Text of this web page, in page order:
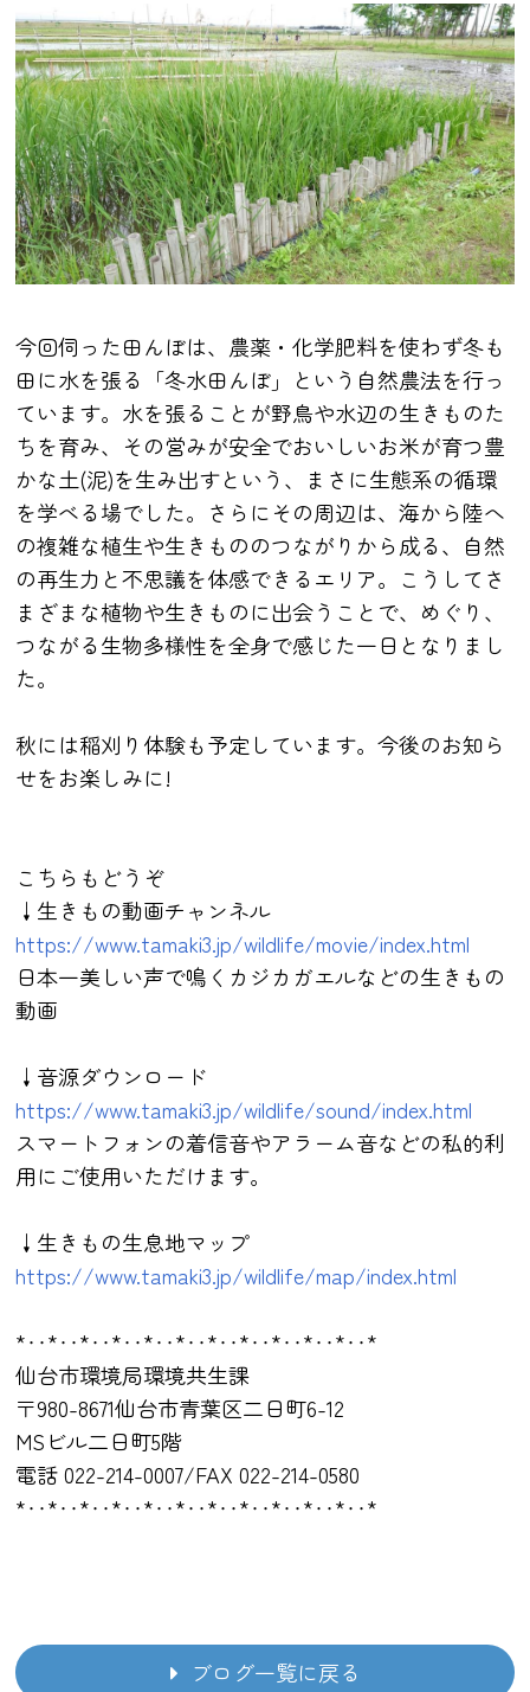
今回伺った田んぼは、農薬・化学肥料を使わず冬も
田に水を張る「冬水田んぼ」という自然農法を行っ
ています。水を張ることが野鳥や水辺の生きものた
ちを育み、その営みが安全でおいしいお米が育つ豊
かな土(泥)を生み出すという、まさに生態系の循環
を学べる場でした。さらにその周辺は、海から陸へ
の複雑な植生や生きもののつながりから成る、自然
の再生力と不思議を体感できるエリア。こうしてさ
まざまな植物や生きものに出会うことで、めぐり、
つながる生物多様性を全身で感じた一日となりまし
た。
秋には稲刈り体験も予定しています。今後のお知ら
せをお楽しみに!
こちらもどうぞ
↓生きもの動画チャンネル
https://www.tamaki3.jp/wildlife/movie/index.html
日本一美しい声で鳴くカジカガエルなどの生きもの
動画
↓音源ダウンロード
https://www.tamaki3.jp/wildlife/sound/index.html
スマートフォンの着信音やアラーム音などの私的利
用にご使用いただけます。
↓生きもの生息地マップ
https://www.tamaki3.jp/wildlife/map/index.html
*‥*‥*‥*‥*‥*‥*‥*‥*‥*‥*‥*
仙台市環境局環境共生課
〒980-8671仙台市青葉区二日町6-12
MSビル二日町5階
電話 022-214-0007/FAX 022-214-0580
*‥*‥*‥*‥*‥*‥*‥*‥*‥*‥*‥*
ブログ一覧に戻る